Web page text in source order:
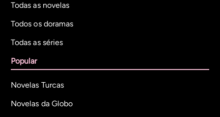
Todas as novelas
Todos os doramas
Todas as séries
Popular
Novelas Turcas
Novelas da Globo